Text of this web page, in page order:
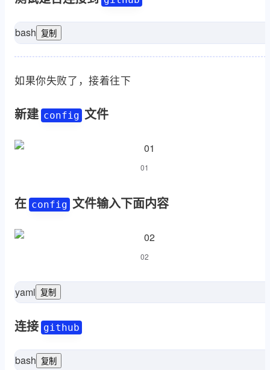
bash 复制
如果你失败了，接着往下
新建 config 文件
01
在 config 文件输入下面内容
02
yaml 复制
连接 github
bash 复制